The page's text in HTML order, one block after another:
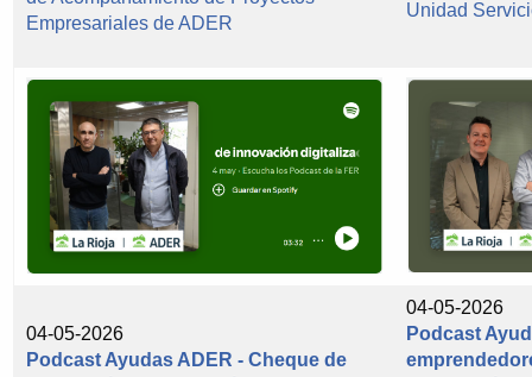
Empresariales de ADER
Unidad
04-05-2026
Podcast Ayudas ADER - Cheque de
04-05-2026
Podcast